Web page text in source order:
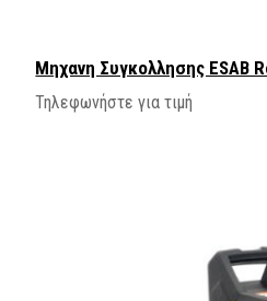
Mηχανη Συγκολλησης ESAB
Τηλεφωνήστε για τιμή